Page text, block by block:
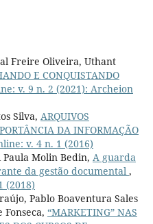
Freire Oliveira, Uthant
E CONQUISTANDO
v. 9 n. 2 (2021): Archeion
Silva, ARQUIVOS
DA INFORMAÇÃO
v. 4 n. 1 (2016)
Paula Molin Bedin, A guarda
da gestão documental ,
(2018)
Pablo Boaventura Sales
Fonseca, “MARKETING” NAS